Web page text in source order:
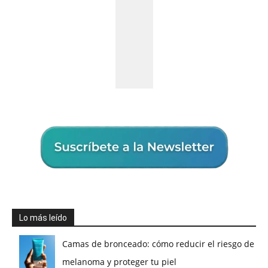
Lo más leído
Camas de bronceado: cómo reducir el riesgo de
melanoma y proteger tu piel